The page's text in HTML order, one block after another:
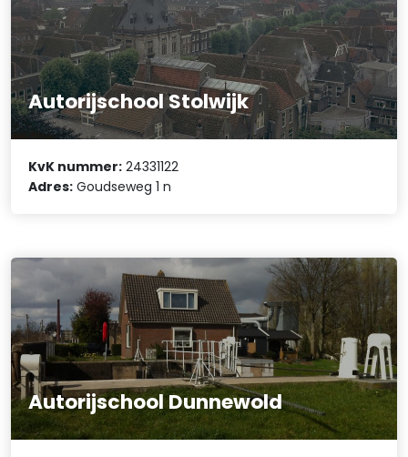
Autorijschool Stolwijk
KvK nummer: 24331122
Adres: Goudseweg 1 n
Autorijschool Dunnewold